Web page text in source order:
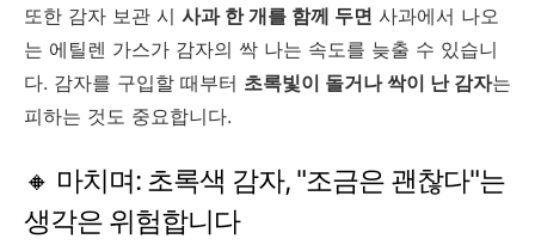
또한 감자 보관 시 사과 한 개를 함께 두면 사과에서 나오
는 에틸렌 가스가 감자의 싹 나는 속도를 늦출 수 있습니
다. 감자를 구입할 때부터 초록빛이 돌거나 싹이 난 감자는
피하는 것도 중요합니다.
🔸 마치며: 초록색 감자, "조금은 괜찮다"는
생각은 위험합니다